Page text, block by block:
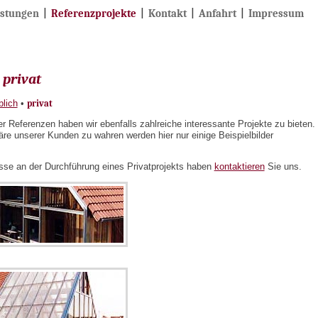
Referenzprojekte Kontakt| Anfahrt| Impressum
privat
• privat
Referenzen haben wir ebenfalls zahlreiche interessante Projekte zu bieten.
unserer Kunden zu wahren werden hier nur einige Beispielbilder
an der Durchführung eines Privatprojekts haben kontaktierenSie uns.